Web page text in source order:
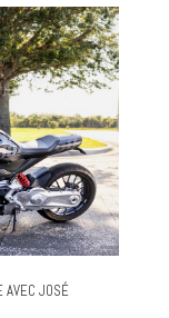
AVEC JOSÉ